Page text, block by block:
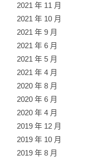
2021 年 11 月
2021 年 10 月
2021 年 9 月
2021 年 6 月
2021 年 5 月
2021 年 4 月
2020 年 8 月
2020 年 6 月
2020 年 4 月
2019 年 12 月
2019 年 10 月
2019 年 8 月